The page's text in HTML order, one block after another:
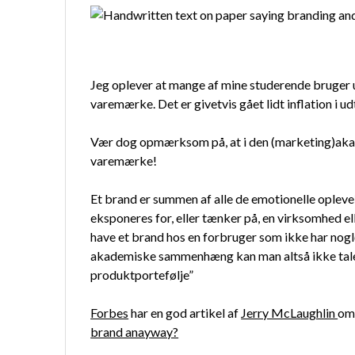
Jeg oplever at mange af mine studerende
varemærke. Det er givetvis gået lidt inflation i
Vær dog opmærksom på, at i den
varemærke!
Et brand er summen af alle de emotionelle
eksponeres for, eller tænker på, en virksomhed
have et brand hos en forbruger som ikke har
akademiske sammenhæng kan man altså ikke
produktportefølje”
Forbes har en god artikel af Jerry McLaughlin
brand anayway?